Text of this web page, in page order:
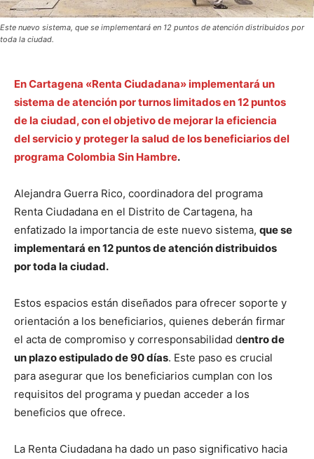
Este nuevo sistema, que se implementará en 12 puntos de atención distribuidos por
toda la ciudad.
En Cartagena «Renta Ciudadana» implementará un
sistema de atención por turnos limitados en 12 puntos
de la ciudad, con el objetivo de mejorar la eficiencia
del servicio y proteger la salud de los beneficiarios del
programa Colombia Sin Hambre.
Alejandra Guerra Rico, coordinadora del programa
Renta Ciudadana en el Distrito de Cartagena, ha
enfatizado la importancia de este nuevo sistema, que se
implementará en 12 puntos de atención distribuidos
por toda la ciudad.
Estos espacios están diseñados para ofrecer soporte y
orientación a los beneficiarios, quienes deberán firmar
el acta de compromiso y corresponsabilidad dentro de
un plazo estipulado de 90 días. Este paso es crucial
para asegurar que los beneficiarios cumplan con los
requisitos del programa y puedan acceder a los
beneficios que ofrece.
La Renta Ciudadana ha dado un paso significativo hacia